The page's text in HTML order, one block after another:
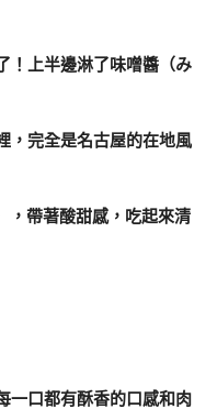
！上半邊淋了味噌醬（み
，完全是名古屋的在地風
，帶著酸甜感，吃起來清
一口都有酥香的口感和肉